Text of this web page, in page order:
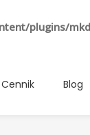
plugins/
Cennik Blog